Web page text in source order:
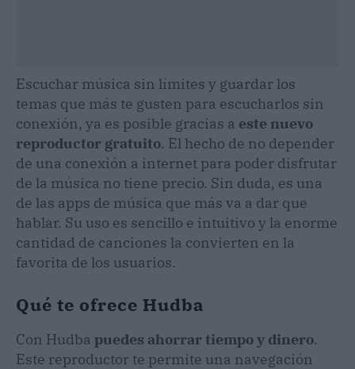
Escuchar música sin límites y guardar los
temas que más te gusten para escucharlos sin
conexión, ya es posible gracias a este nuevo
reproductor gratuito. El hecho de no depender
de una conexión a internet para poder disfrutar
de la música no tiene precio. Sin duda, es una
de las apps de música que más va a dar que
hablar. Su uso es sencillo e intuitivo y la enorme
cantidad de canciones la convierten en la
favorita de los usuarios.
Qué te ofrece Hudba
Con Hudba puedes ahorrar tiempo y dinero.
Este reproductor te permite una navegación